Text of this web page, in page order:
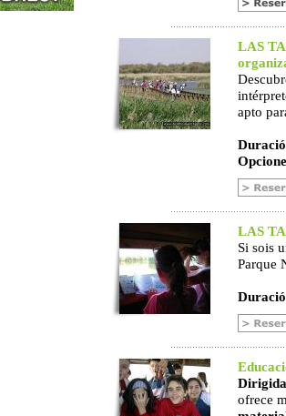
LAS
apto
LAS
Si sois
Parque
ofrece